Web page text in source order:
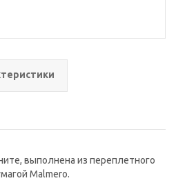
выполнена из переплетного
Malmero.